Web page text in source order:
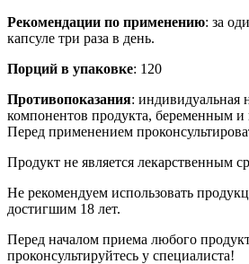
Рекомендации по применению: за
капсуле три раза в день.
Порций в упаковке: 120
Противопоказания: индивидуальная
компонентов продукта, беременным
Перед применением
Продукт не является лекарственным
Не рекомендуем использовать
достигшим 18 лет.
Перед началом приема любого
проконсультируйтесь у специалиста!